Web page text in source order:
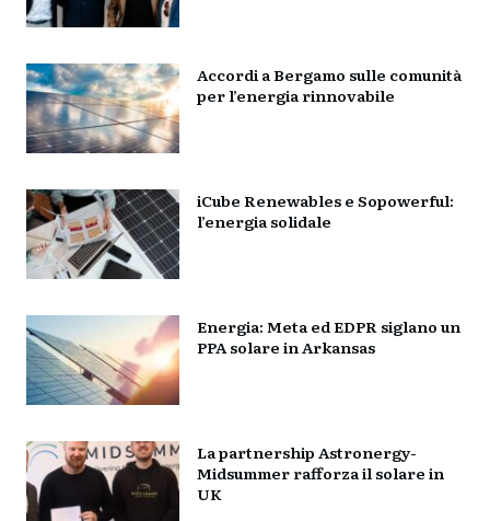
Accordi a Bergamo sulle comunità
per l’energia rinnovabile
iCube Renewables e Sopowerful:
l’energia solidale
Energia: Meta ed EDPR siglano un
PPA solare in Arkansas
La partnership Astronergy-
Midsummer rafforza il solare in
UK